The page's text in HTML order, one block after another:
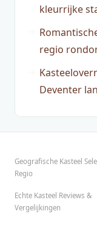
kleurrijke
regio
Deventer
Geografische Kasteel
Regio
Echte Kasteel Reviews &
Vergelijkingen